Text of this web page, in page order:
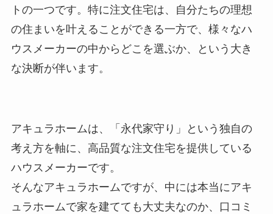
トの一つです。特に注文住宅は、自分たちの理想
の住まいを叶えることができる一方で、様々なハ
ウスメーカーの中からどこを選ぶか、という大き
な決断が伴います。
アキュラホームは、「永代家守り」という独自の
考え方を軸に、高品質な注文住宅を提供している
ハウスメーカーです。
そんなアキュラホームですが、中には本当にアキ
ュラホームで家を建てても大丈夫なのか、口コミ